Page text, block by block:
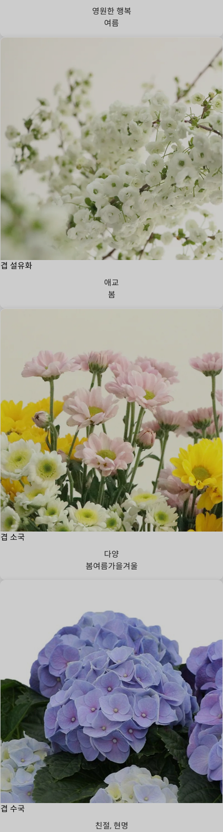
영원한 행복
여름
겹 설유화
애교
봄
겹 소국
다양
봄여름가을겨울
겹 수국
친절, 현명